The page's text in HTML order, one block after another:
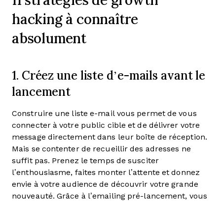
hacking à connaître
absolument
1. Créez une liste d’e-mails avant le
lancement
Construire une liste e-mail vous permet de vous
connecter à votre public cible et de délivrer votre
message directement dans leur boîte de réception.
Mais se contenter de recueillir des adresses ne
suffit pas. Prenez le temps de susciter
l’enthousiasme, faites monter l’attente et donnez
envie à votre audience de découvrir votre grande
nouveauté. Grâce à l’emailing pré-lancement, vous